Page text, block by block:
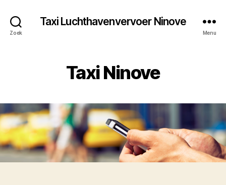
Zoek
Taxi Luchthavenvervoer Ninove
Menu
Taxi Ninove